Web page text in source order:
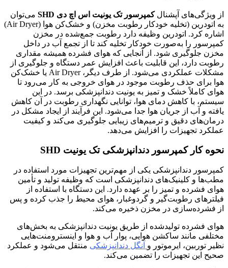
از ویژگی‌های آپشنالکمپرسور تک یونیت اس اچ دی SHD
می‌توان
به اتودرین (تخلیه خودکار رطوبت مخزن) و خشک‌کن هوا (Air Dryer)
اشاره کرد. اتودرین وظیفه دارد رطوبت جمع‌شده در مخزن
کمپرسور را به‌صورت خودکار تخلیه کند تا از تجمع آب در داخل
مخزن جلوگیری شود. از آنجایی که هوای فشرده همیشه مقداری
رطوبت دارد، این قابلیت باعث افزایش عمر دستگاه و جلوگیری از
مشکلات عملکردی می‌شود. از طرف دیگر، Air Dryer یا خشک‌کن
هوا برای حذف رطوبت موجود در هوای خروجی به کار می‌رود تا
هوای کاملاً خشک و تمیز به یونیت دندانپزشکی برسد. در این
سیستم، با کاهش دمای هوا، توانایی نگهداری رطوبت در آن کاهش
یافته و آب از جریان هوا جدا می‌شود. این فرآیند از ایجاد مشکل در
درمان‌های دقیق و ترمیم‌های زیبایی جلوگیری می‌کند و کیفیت
عملکرد تجهیزات را افزایش می‌دهد.
نحوه کار کمپرسور دندانپزشکی تک یونیت SHD
کمپرسور دندانپزشکی یکی از مهم‌ترین تجهیزات مورد استفاده در
مطب‌ها و کلینیک‌های دندانپزشکی است که وظیفه تولید و تأمین
هوای فشرده و تمیز را بر عهده دارد. این دستگاه با استفاده از
فیلترهای رطوبت‌گیر و گردوغبار، هوای محیط را جذب کرده و پس
از فشرده‌سازی در مخزن ذخیره می‌کند.
هوای فشرده تولیدشده از طریق یونیت دندانپزشکی به بخش‌های
مختلفی مانند ساکشن هوایی، پوار آب و هوا و اینسترومنت‌هایی
نظیر توربین، ایرموتور و آنگل دندانپزشکی منتقل می‌شود و عملکرد
صحیح این تجهیزات را تضمین می‌کند.